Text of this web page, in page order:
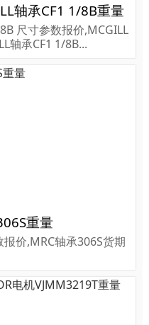
轴承CF1 1/8B重量
尺寸参数报价,MCGILL
轴承CF1 1/8B...
重量
价,MRC轴承306S货期